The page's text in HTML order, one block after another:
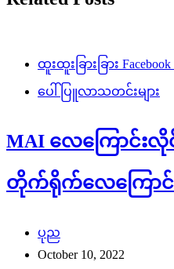
ထူးထူးခြားခြား
ပေါ်ပြူလာသတင်းများ
MAI လေကြောင်း
တိုက်ရိုက်လေကြောင်း
ပုည
October 10, 2022